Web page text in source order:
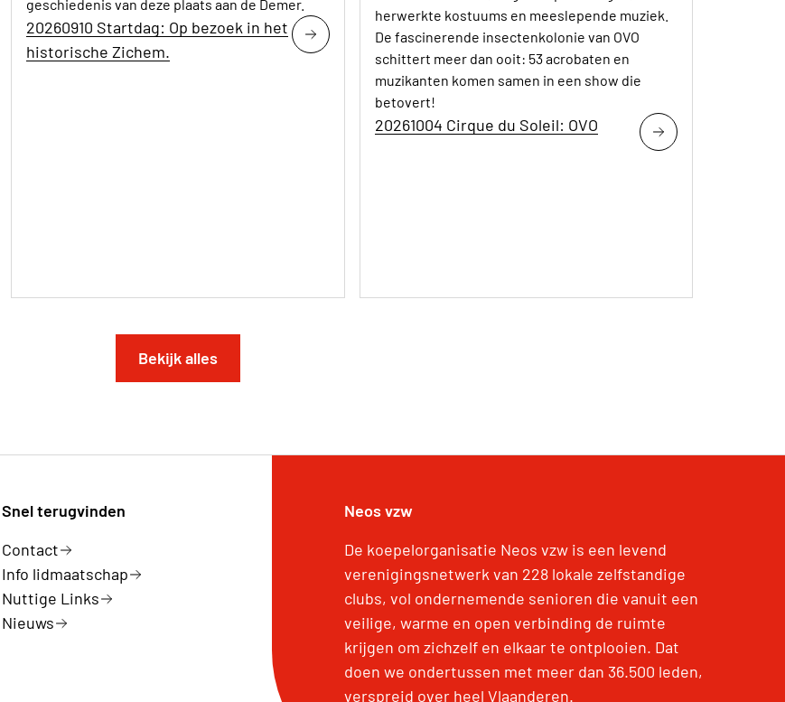
geschiedenis van deze plaats aan de Demer.
20260910 Startdag: Op bezoek in het
historische Zichem.
herwerkte kostuums en meeslepende muziek.
De fascinerende insectenkolonie van OVO
schittert meer dan ooit: 53 acrobaten en
muzikanten komen samen in een show die
betovert!
20261004 Cirque du Soleil: OVO
Bekijk alles
Snel terugvinden
Contact
Info lidmaatschap
Nuttige Links
Nieuws
Neos vzw
De koepelorganisatie Neos vzw is een levend
verenigingsnetwerk van 228 lokale zelfstandige
clubs, vol ondernemende senioren die vanuit een
veilige, warme en open verbinding de ruimte
krijgen om zichzelf en elkaar te ontplooien. Dat
doen we ondertussen met meer dan 36.500 leden,
verspreid over heel Vlaanderen.